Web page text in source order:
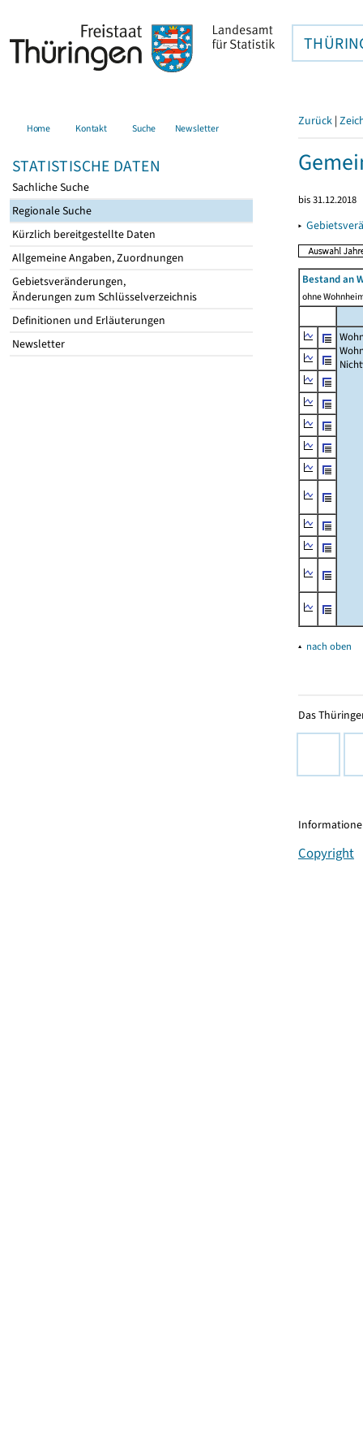
Home Kontakt Suche Newsletter
STATISTISCHE DATEN
Sachliche Suche
Regionale Suche
Kürzlich bereitgestellte Daten
Allgemeine Angaben, Zuordnungen
Gebietsveränderungen,
Änderungen zum Schlüsselverzeichnis
Definitionen und Erläuterungen
Newsletter
Zurück |
bis 31.12.2018
▸
Bestand an
ohne
▴ nach oben
Das
Copyright